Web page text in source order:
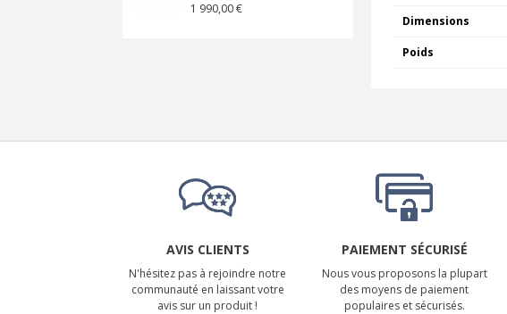
1 990,00 €
Dimensions
Poids
AVIS CLIENTS
N'hésitez pas à rejoindre notre
communauté en laissant votre
avis sur un produit !
PAIEMENT SÉCURISÉ
Nous vous proposons la plupart
des moyens de paiement
populaires et sécurisés.